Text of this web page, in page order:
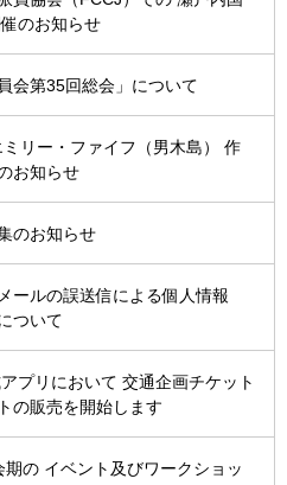
のお知らせ
会第35回総会」について
リー・ファイフ（男木島） 作
お知らせ
のお知らせ
ールの誤送信による個人情報
ついて
プリにおいて 交通企画チケット
の販売を開始します
の イベント及びワークショッ